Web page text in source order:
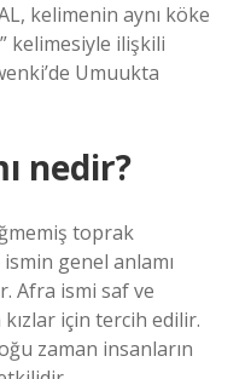
kelimenin aynı köke
kelimesiyle ilişkili
Umuukta
nedir?
toprak
genel anlamı
Afra ismi saf ve
için tercih edilir.
zaman insanların